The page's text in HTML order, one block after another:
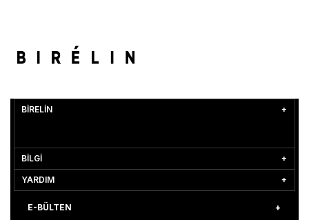
BİRELİN
BİLGİ
YARDIM
E-BÜLTEN